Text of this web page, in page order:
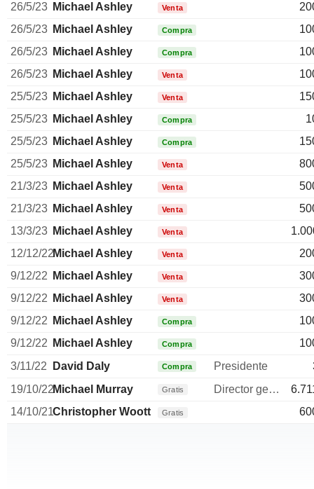
26/5/23 Michael Ashley Venta
26/5/23 Michael Ashley Compra
26/5/23 Michael Ashley Compra
26/5/23 Michael Ashley Venta
25/5/23 Michael Ashley Venta
25/5/23 Michael Ashley Compra
25/5/23 Michael Ashley Compra
25/5/23 Michael Ashley Venta
21/3/23 Michael Ashley Venta
21/3/23 Michael Ashley Venta
13/3/23 Michael Ashley Venta
12/12/22Michael Ashley Venta
9/12/22
Michael Ashley Venta
9/12/22
Michael Ashley Venta
9/12/22
Michael Ashley Compra
9/12/22
Michael Ashley Compra
3/11/22
David Daly Compra Presidente
19/10/22Michael Murray Gratis Director general
14/10/21Christopher WoottonGratis